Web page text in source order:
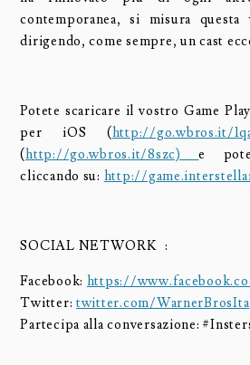
contemporanea, si misura
dirigendo, come sempre, un cast
Potete scaricare il vostro Game
per iOS (http://go.wbros.it/
(http://go.wbros.it/8szc)e
cliccando su: http://
SOCIAL NETWORK :
Facebook: https://
Twitter:twitter.com/WarnerBrosIta
Partecipa alla conversazione: